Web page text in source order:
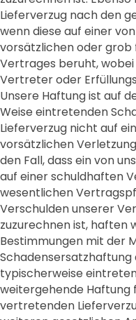
Lieferverzug nach den
wenn diese auf einer
vorsätzlichen oder grob
Vertrages beruht,
Vertreter oder
Unsere Haftung ist auf
Weise eintretenden
Lieferverzug nicht auf
vorsätzlichen
den Fall, dass ein von
auf einer schuldhaften
wesentlichen
Verschulden unserer
zuzurechnen ist, haften
Bestimmungen mit der
typischerweise
weitergehende Haftung
vertretenden